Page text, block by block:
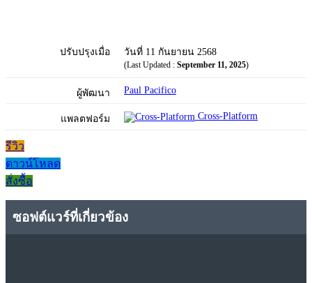
ปรับปรุงเมื่อ วันที่ 11 กันยายน 2568
(Last Updated : September 11, 2025)
ผู้พัฒนา Paul Pacifico
แพลตฟอร์ม Cross-Platform
รีวิว
ดาวน์โหลด
สั่งซื้อ
ซอฟต์แวร์ที่เกี่ยวข้อง